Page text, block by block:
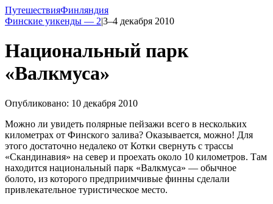
ПутешествияФинляндия
Финские уикенды — 2|3–4 декабря 2010
Национальный парк
«Валкмуса»
Опубликовано: 10 декабря 2010
Можно ли увидеть полярные пейзажи всего в нескольких
километрах от Финского залива? Оказывается, можно! Для
этого достаточно недалеко от Котки свернуть с трассы
«Скандинавия» на север и проехать около 10 километров. Там
находится национальный парк «Валкмуса» — обычное
болото, из которого предприимчивые финны сделали
привлекательное туристическое место.